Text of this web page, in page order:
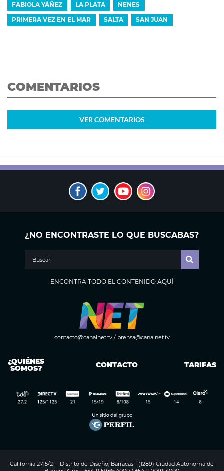
FABIOLA YÁÑEZ LA PLATA NENES
PRIMERA VEZ EN EL MAR SALTA SAN JUAN
COMENTARIOS
VER COMENTARIOS
¿NO ENCONTRASTE LO QUE BUSCABAS?
ENCONTRÁ TODO EL CONTENIDO AQUÍ
contacto@canalnet.tv/ prensa@canalnet.tv
¿QUIÉNES
SOMOS? CONTACTO TARIFAS
California 2715/21 - Distrito de Diseño, Barracas - (1289) Ciudad Autónoma de